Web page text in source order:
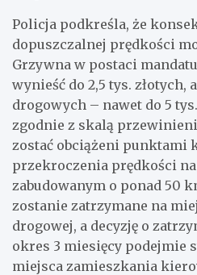
Policja podkreśla, że
dopuszczalnej prędkości
Grzywna w postaci
wynieść do 2,5 tys.
drogowych – nawet do 5
zgodnie z skalą
zostać obciążeni punktami
przekroczenia prędkości na
zabudowanym o ponad 50
zostanie zatrzymane na
drogowej, a decyzję o
okres 3 miesięcy podejmie
miejsca zamieszkania